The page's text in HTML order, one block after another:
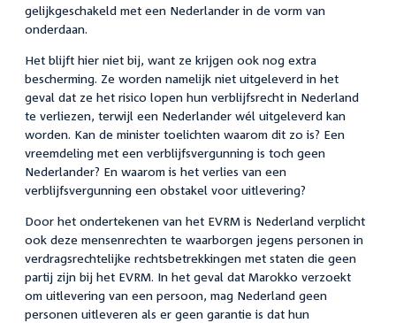
gelijkgeschakeld met een Nederlander in de vorm van
onderdaan.
Het blijft hier niet bij, want ze krijgen ook nog extra
bescherming. Ze worden namelijk niet uitgeleverd in het
geval dat ze het risico lopen hun verblijfsrecht in Nederland
te verliezen, terwijl een Nederlander wél uitgeleverd kan
worden. Kan de minister toelichten waarom dit zo is? Een
vreemdeling met een verblijfsvergunning is toch geen
Nederlander? En waarom is het verlies van een
verblijfsvergunning een obstakel voor uitlevering?
Door het ondertekenen van het EVRM is Nederland verplicht
ook deze mensenrechten te waarborgen jegens personen in
verdragsrechtelijke rechtsbetrekkingen met staten die geen
partij zijn bij het EVRM. In het geval dat Marokko verzoekt
om uitlevering van een persoon, mag Nederland geen
personen uitleveren als er geen garantie is dat hun